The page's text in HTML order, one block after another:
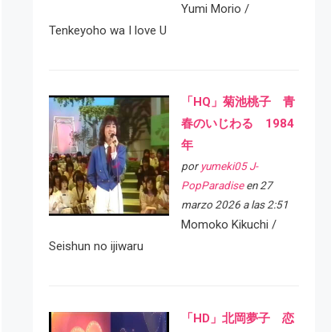
Yumi Morio /
Tenkeyoho wa I love U
「HQ」菊池桃子 青
春のいじわる 1984
年
por yumeki05 J-
PopParadiseen 27
marzo 2026 a las 2:51
Momoko Kikuchi /
Seishun no ijiwaru
「HD」北岡夢子 恋